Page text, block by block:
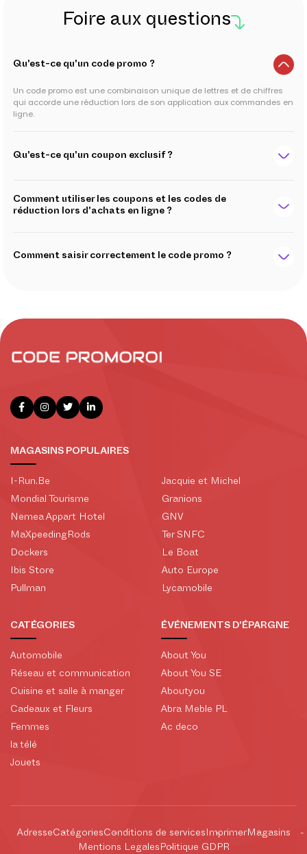
Foire aux questions
Qu'est-ce qu'un code promo ?
Un code promo est une combinaison unique de lettres et de chiffres
qui accorde une réduction lors de son application aux commandes en
ligne.
Qu'est-ce qu'un coupon exclusif ?
Comment utiliser les coupons et les codes de
réduction lors d'achats en ligne ?
Comment saisir correctement le code promo ?
MAGASINS POPULAIRES
I-Run.Be
Mondial Tourisme
Nemea Appart Hotel
MaXpeedingRods
Dockers
Ibis Store
Pullman
Jacquie et Michel
Granions
GNV
Ter SNFC
Le Boat
Auto Europe
Lycamobile
CATÉGORIES
Automobile
Réseau et communication
Cuisine et salle à manger
Cadeaux et Fleurs
Femmes
la télé
Jouets
ÉVÉNEMENTS D'ÉPARGNE
About You
About You SE
Aboutyou
Abra Meble PL
Ac deco
Adresse Catégories Conditions de services Imprimer Magasins
Mentions Legales Politique GDPR